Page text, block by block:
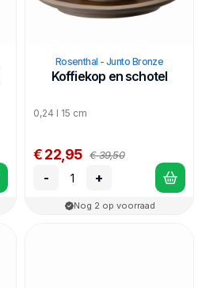
Rosenthal - Junto Bronze
Koffiekop en schotel
0,24 l 15 cm
€ 22,95 € 39,50
- +
Nog 2 op voorraad